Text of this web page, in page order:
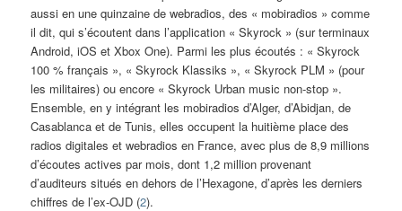
aussi en une quinzaine de webradios, des « mobiradios » comme
il dit, qui s’écoutent dans l’application « Skyrock » (sur terminaux
Android, iOS et Xbox One). Parmi les plus écoutés : « Skyrock
100 % français », « Skyrock Klassiks », « Skyrock PLM » (pour
les militaires) ou encore « Skyrock Urban music non-stop ».
Ensemble, en y intégrant les mobiradios d’Alger, d’Abidjan, de
Casablanca et de Tunis, elles occupent la huitième place des
radios digitales et webradios en France, avec plus de 8,9 millions
d’écoutes actives par mois, dont 1,2 million provenant
d’auditeurs situés en dehors de l’Hexagone, d’après les derniers
chiffres de l’ex-OJD (2).